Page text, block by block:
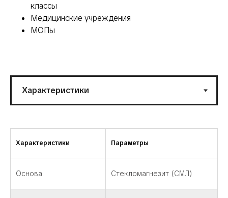
классы
Медицинские учреждения
МОПы
Характеристики Параметры
Основа: Стекломагнезит (СМЛ)